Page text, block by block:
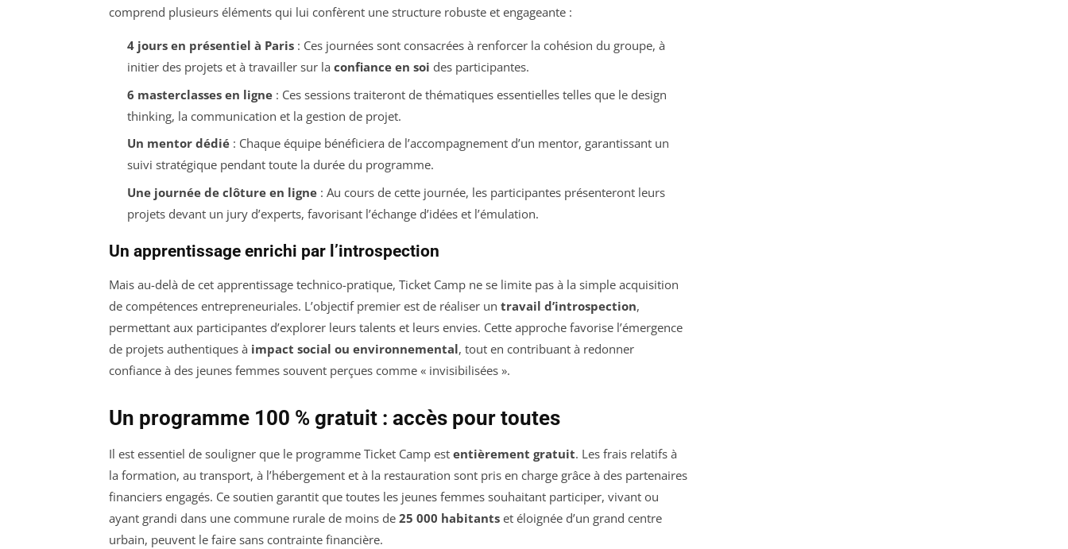
comprend plusieurs éléments qui lui confèrent une structure robuste et engageante :
4 jours en présentiel à Paris: Ces journées sont consacrées à renforcer la cohésion du groupe, à
initier des projets et à travailler sur la confiance en soi des participantes.
6 masterclasses en ligne: Ces sessions traiteront de thématiques essentielles telles que le design
thinking, la communication et la gestion de projet.
Un mentor dédié: Chaque équipe bénéficiera de l’accompagnement d’un mentor, garantissant un
suivi stratégique pendant toute la durée du programme.
Une journée de clôture en ligne: Au cours de cette journée, les participantes présenteront leurs
projets devant un jury d’experts, favorisant l’échange d’idées et l’émulation.
Un apprentissage enrichi par l’introspection
Mais au-delà de cet apprentissage technico-pratique, Ticket Camp ne se limite pas à la simple acquisition
de compétences entrepreneuriales. L’objectif premier est de réaliser un travail d’introspection,
permettant aux participantes d’explorer leurs talents et leurs envies. Cette approche favorise l’émergence
de projets authentiques à impact social ou environnemental, tout en contribuant à redonner
confiance à des jeunes femmes souvent perçues comme « invisibilisées ».
Un programme 100 % gratuit : accès pour toutes
Il est essentiel de souligner que le programme Ticket Camp est entièrement gratuit. Les frais relatifs à
la formation, au transport, à l’hébergement et à la restauration sont pris en charge grâce à des partenaires
financiers engagés. Ce soutien garantit que toutes les jeunes femmes souhaitant participer, vivant ou
ayant grandi dans une commune rurale de moins de 25 000 habitants et éloignée d’un grand centre
urbain, peuvent le faire sans contrainte financière.